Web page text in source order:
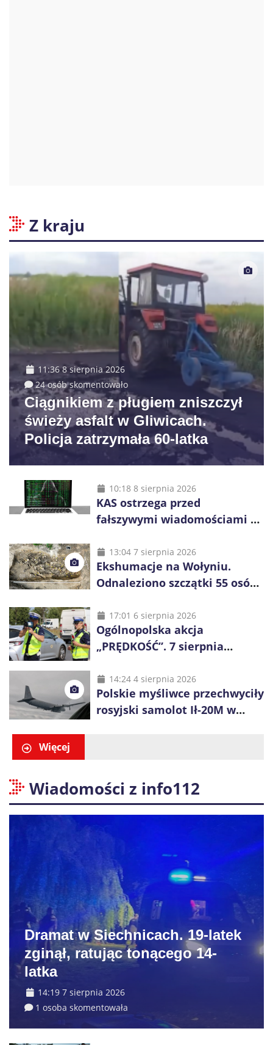
Z kraju
11:36 8 sierpnia 2026
24 osób skomentowało
Ciągnikiem z pługiem zniszczył
świeży asfalt w Gliwicach.
Policja zatrzymała 60-latka
10:18 8 sierpnia 2026
KAS ostrzega przed
fałszywymi wiadomościami o
48 godzin
13:04 7 sierpnia 2026
Ekshumacje na Wołyniu.
Odnaleziono szczątki 55 osób,
17:01 6 sierpnia 2026
Ogólnopolska akcja
„PRĘDKOŚĆ”. 7 sierpnia
14:24 4 sierpnia 2026
Polskie myśliwce przechwyciły
rosyjski samolot Ił-20M w
Więcej
Wiadomości z info112
Dramat w Siechnicach. 19-latek
zginął, ratując tonącego 14-
latka
14:19 7 sierpnia 2026
1 osoba skomentowała